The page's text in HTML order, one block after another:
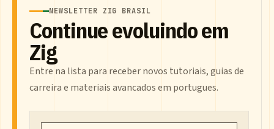
NEWSLETTER ZIG BRASIL
Continue evoluindo em
Zig
Entre na lista para receber novos tutoriais, guias de
carreira e materiais avancados em portugues.